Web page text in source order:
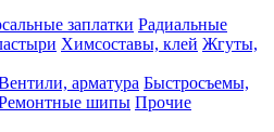
заплатки Радиальные
Химсоставы, клей Жгуты,
арматура Быстросъемы,
шипы Прочие